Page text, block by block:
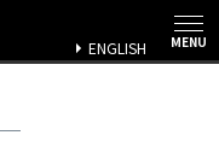
ENGLISH